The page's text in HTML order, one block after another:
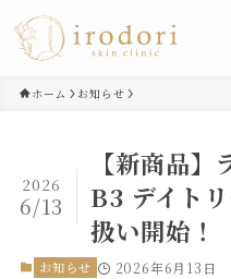
ホーム お知らせ
【新商品
B3 デイト
扱い開始！
2026
6/13
お知らせ 2026年6月13日